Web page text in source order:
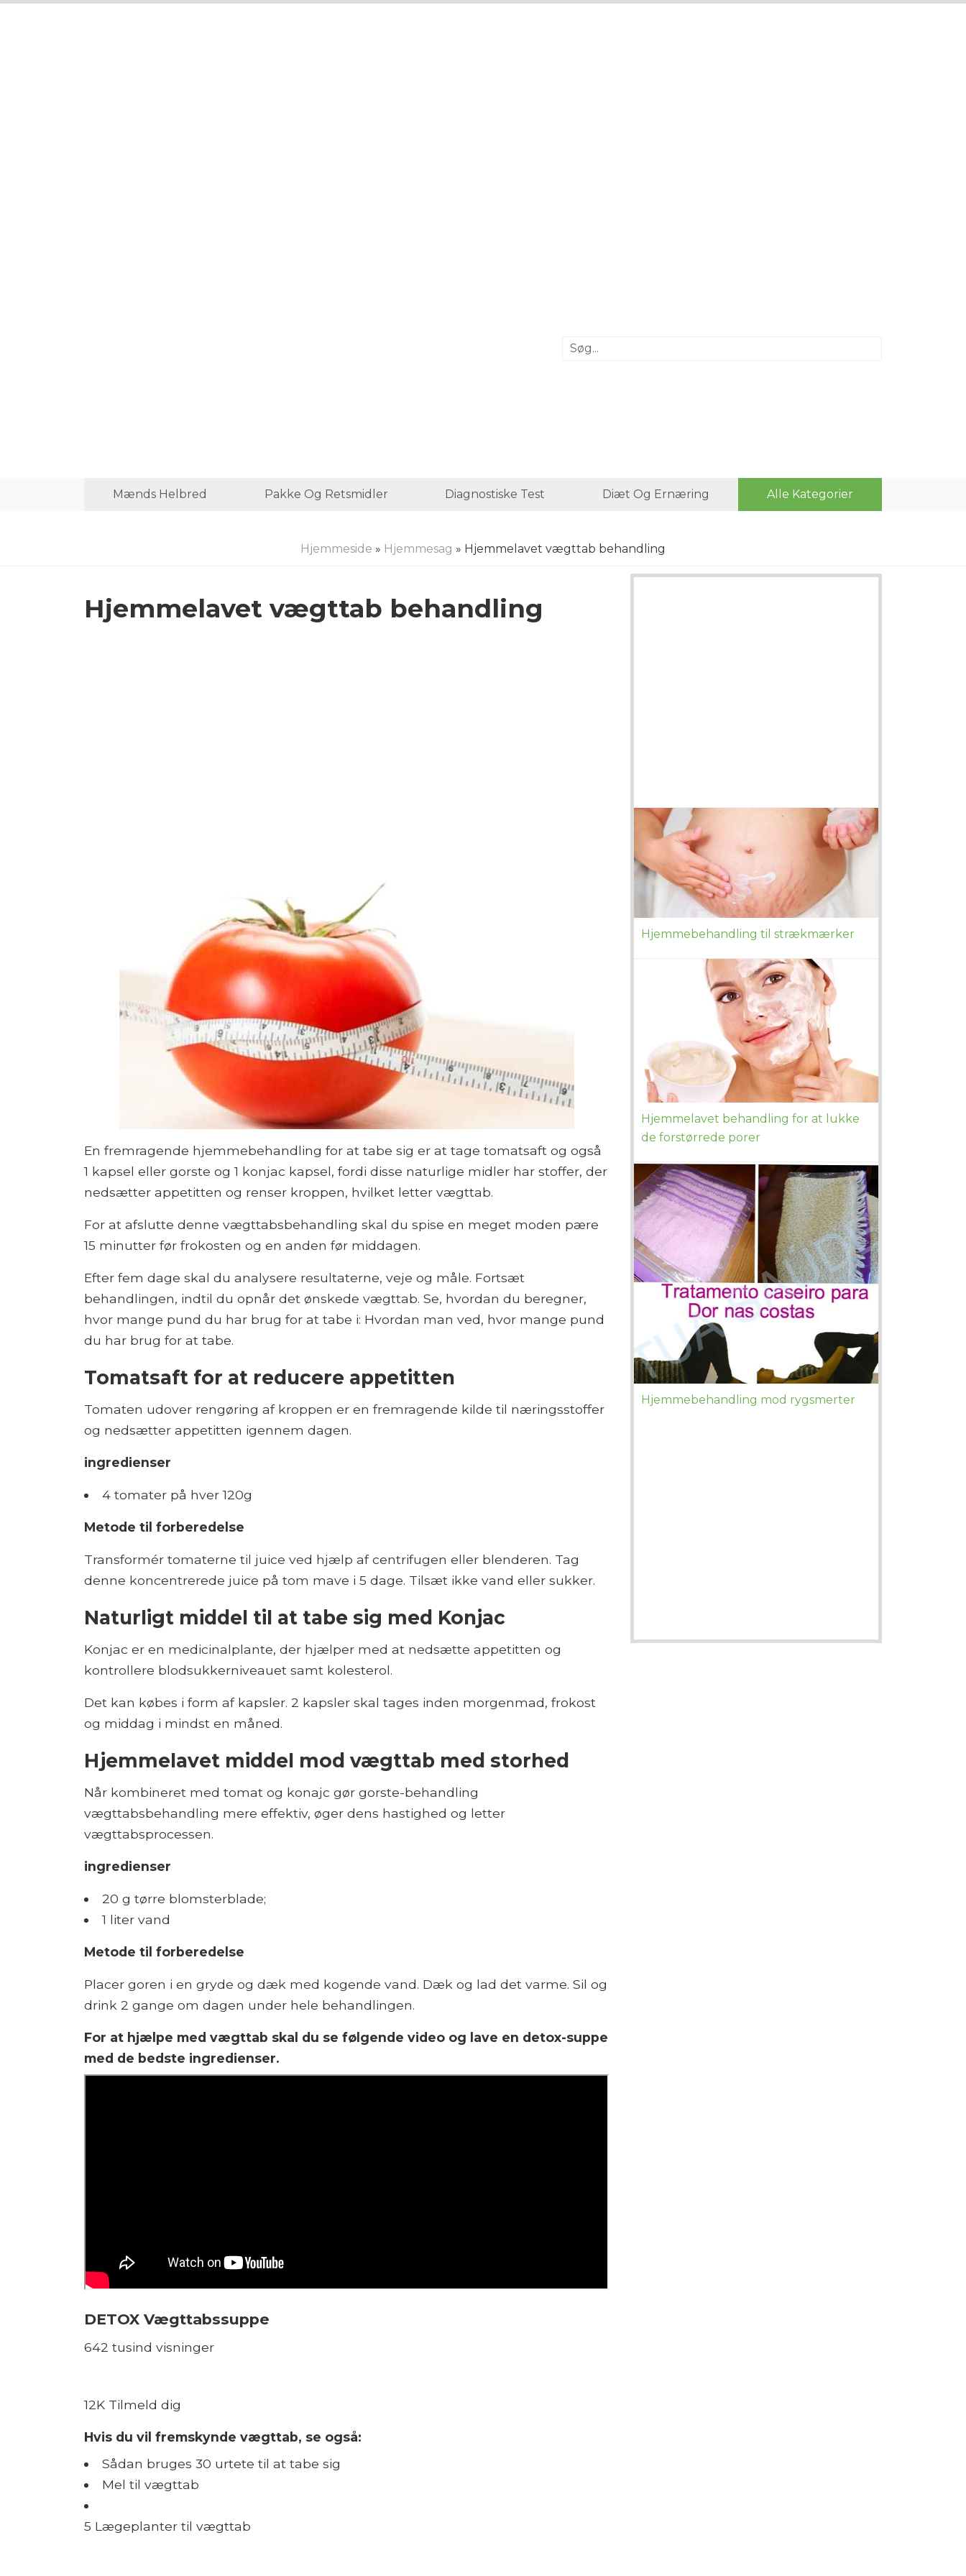
Mænds Helbred Pakke Og Retsmidler Diagnostiske Test Diæt Og Ernæring Alle Kategorier
Hjemmeside » Hjemmesag » Hjemmelavet vægttab behandling
Hjemmelavet vægttab behandling
En fremragende hjemmebehandling for at tabe sig er at tage tomatsaft og også
1 kapsel eller gorste og 1 konjac kapsel, fordi disse naturlige midler har stoffer, der
nedsætter appetitten og renser kroppen, hvilket letter vægttab.
For at afslutte denne vægttabsbehandling skal du spise en meget moden pære
15 minutter før frokosten og en anden før middagen.
Efter fem dage skal du analysere resultaterne, veje og måle. Fortsæt
behandlingen, indtil du opnår det ønskede vægttab. Se, hvordan du beregner,
hvor mange pund du har brug for at tabe i: Hvordan man ved, hvor mange pund
du har brug for at tabe.
Tomatsaft for at reducere appetitten
Tomaten udover rengøring af kroppen er en fremragende kilde til næringsstoffer
og nedsætter appetitten igennem dagen.
ingredienser
4 tomater på hver 120g
Metode til forberedelse
Transformér tomaterne til juice ved hjælp af centrifugen eller blenderen. Tag
denne koncentrerede juice på tom mave i 5 dage. Tilsæt ikke vand eller sukker.
Naturligt middel til at tabe sig med Konjac
Konjac er en medicinalplante, der hjælper med at nedsætte appetitten og
kontrollere blodsukkerniveauet samt kolesterol.
Det kan købes i form af kapsler. 2 kapsler skal tages inden morgenmad, frokost
og middag i mindst en måned.
Hjemmelavet middel mod vægttab med storhed
Når kombineret med tomat og konajc gør gorste-behandling
vægttabsbehandling mere effektiv, øger dens hastighed og letter
vægttabsprocessen.
ingredienser
20 g tørre blomsterblade;
1 liter vand
Metode til forberedelse
Placer goren i en gryde og dæk med kogende vand. Dæk og lad det varme. Sil og
drink 2 gange om dagen under hele behandlingen.
For at hjælpe med vægttab skal du se følgende video og lave en detox-suppe
med de bedste ingredienser.
DETOX Vægttabssuppe
642 tusind visninger
12K Tilmeld dig
Hvis du vil fremskynde vægttab, se også:
Sådan bruges 30 urtete til at tabe sig
Mel til vægttab
5 Lægeplanter til vægttab
Hjemmebehandling til strækmærker
Hjemmelavet behandling for at lukke
de forstørrede porer
Hjemmebehandling mod rygsmerter